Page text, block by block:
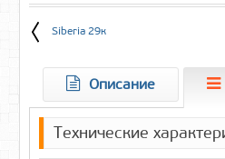
Siberia 29к
Описание
Технические